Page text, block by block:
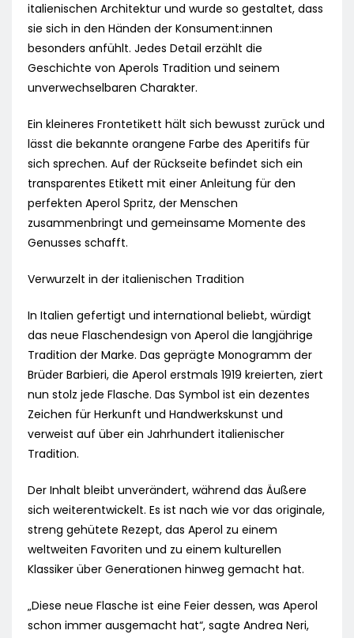
italienischen Architektur und wurde so gestaltet, dass
sie sich in den Händen der Konsument:innen
besonders anfühlt. Jedes Detail erzählt die
Geschichte von Aperols Tradition und seinem
unverwechselbaren Charakter.
Ein kleineres Frontetikett hält sich bewusst zurück und
lässt die bekannte orangene Farbe des Aperitifs für
sich sprechen. Auf der Rückseite befindet sich ein
transparentes Etikett mit einer Anleitung für den
perfekten Aperol Spritz, der Menschen
zusammenbringt und gemeinsame Momente des
Genusses schafft.
Verwurzelt in der italienischen Tradition
In Italien gefertigt und international beliebt, würdigt
das neue Flaschendesign von Aperol die langjährige
Tradition der Marke. Das geprägte Monogramm der
Brüder Barbieri, die Aperol erstmals 1919 kreierten, ziert
nun stolz jede Flasche. Das Symbol ist ein dezentes
Zeichen für Herkunft und Handwerkskunst und
verweist auf über ein Jahrhundert italienischer
Tradition.
Der Inhalt bleibt unverändert, während das Äußere
sich weiterentwickelt. Es ist nach wie vor das originale,
streng gehütete Rezept, das Aperol zu einem
weltweiten Favoriten und zu einem kulturellen
Klassiker über Generationen hinweg gemacht hat.
„Diese neue Flasche ist eine Feier dessen, was Aperol
schon immer ausgemacht hat“, sagte Andrea Neri,